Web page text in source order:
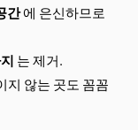
간에 은신하므로
는 제거.
지 않는 곳도 꼼꼼